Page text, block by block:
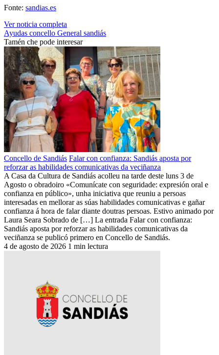
Fonte: sandias.es
Ver noticia completa
Ayudas concello General sandiás
Tamén che pode interesar
Concello de Sandiás Falar con confianza: Sandiás aposta por
reforzar as habilidades comunicativas da veciñanza
A Casa da Cultura de Sandiás acolleu na tarde deste luns 3 de
Agosto o obradoiro «Comunícate con seguridade: expresión oral e
confianza en público», unha iniciativa que reuniu a persoas
interesadas en mellorar as súas habilidades comunicativas e gañar
confianza á hora de falar diante doutras persoas. Estivo animado por
Laura Seara Sobrado de […] La entrada Falar con confianza:
Sandiás aposta por reforzar as habilidades comunicativas da
veciñanza se publicó primero en Concello de Sandiás.
4 de agosto de 2026 1 min lectura